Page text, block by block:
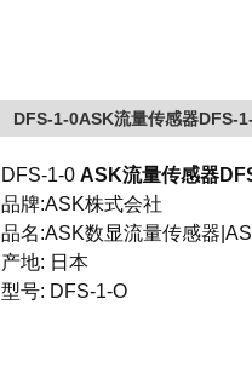
DFS-1-0ASK流量传感器DFS-
DFS-1-0 ASK流量传感器
品牌:ASK株式会社
品名:ASK数显流量传感器
产地: 日本
型号: DFS-1-O